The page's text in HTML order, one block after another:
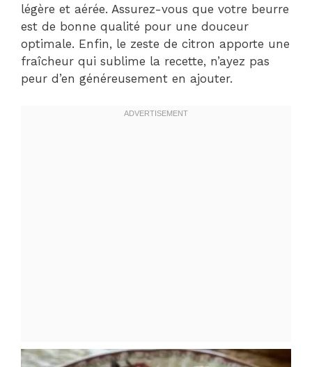
légère et aérée. Assurez-vous que votre beurre
est de bonne qualité pour une douceur
optimale. Enfin, le zeste de citron apporte une
fraîcheur qui sublime la recette, n’ayez pas
peur d’en généreusement en ajouter.